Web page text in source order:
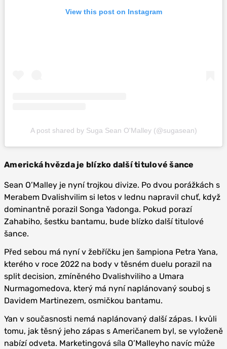
View this post on Instagram
A post shared by Suga Sean O'Malley (@sugasean)
Americká hvězda je blízko další titulové šance
Sean O’Malley je nyní trojkou divize. Po dvou porážkách s
Merabem Dvalishvilim si letos v lednu napravil chuť, když
dominantně porazil Songa Yadonga. Pokud porazí
Zahabiho, šestku bantamu, bude blízko další titulové
šance.
Před sebou má nyní v žebříčku jen šampiona Petra Yana,
kterého v roce 2022 na body v těsném duelu porazil na
split decision, zmíněného Dvalishviliho a Umara
Nurmagomedova, který má nyní naplánovaný souboj s
Davidem Martinezem, osmičkou bantamu.
Yan v současnosti nemá naplánovaný další zápas. I kvůli
tomu, jak těsný jeho zápas s Američanem byl, se vyloženě
nabízí odveta. Marketingová síla O’Malleyho navíc může